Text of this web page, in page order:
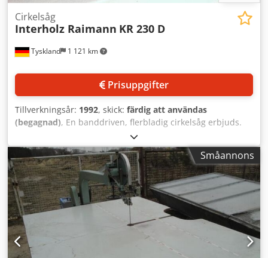
Tyskland 1 121 km
Cirkelsåg
Interholz Raimann KR 230 D
Prisuppgifter
Tillverkningsår: 1992, skick: färdig att användas
(begagnad), En banddriven, flerbladig cirkelsåg erbjuds.
Skärbredd: 230 mm, maximalt arbetsstyckesbredd: 650
mm, maximal skärhöjd: 130 mm, sågbladets diameter: 65
mm, minimalt arbetsstyckeslängd: 450 mm, sågbladets
varvtal: 3900 varv/min, arbetshöjd: 850 mm, maximalt
matningshastighet: 48 m/min. Mått: cirka 2700 mm/1900
mm/2000 mm, vikt: cirka 2500 kg. Visning är möjlig efter
överenskommelse. Credpozl U Idsfx An Ejf
Småannons